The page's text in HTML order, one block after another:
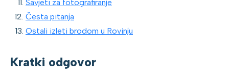
Savjeti za fotografiranje
Česta pitanja
Ostali izleti brodom u Rovinju
Kratki odgovor